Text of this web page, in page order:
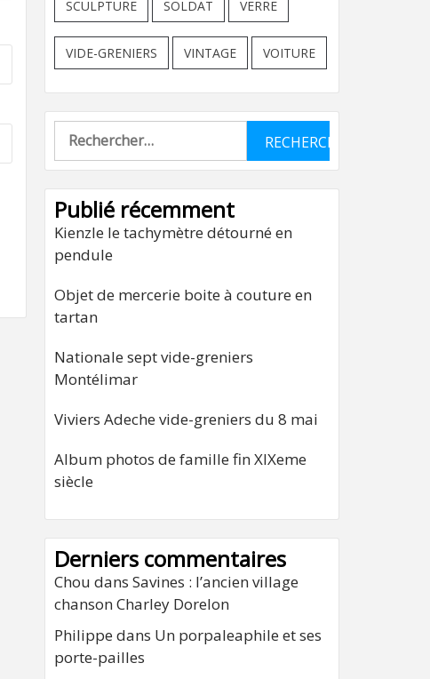
SCULPTURE SOLDAT VERRE
VIDE-GRENIERS VINTAGE VOITURE
Rechercher :
Publié récemment
Kienzle le tachymètre détourné en
pendule
Objet de mercerie boite à couture en
tartan
Nationale sept vide-greniers
Montélimar
Viviers Adeche vide-greniers du 8 mai
Album photos de famille fin XIXeme
siècle
Derniers commentaires
Chou dans Savines : l’ancien village
chanson Charley Dorelon
Philippe dans Un porpaleaphile et ses
porte-pailles